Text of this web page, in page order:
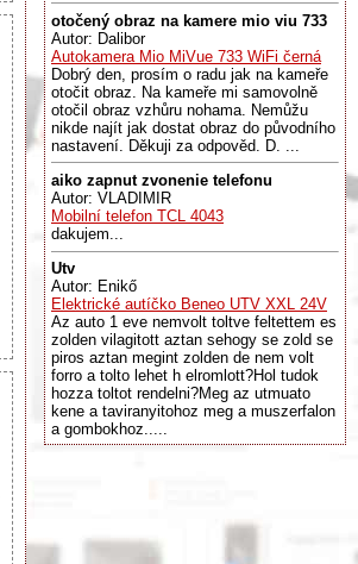
otočený obraz na kamere mio viu 733
Autor: Dalibor
Autokamera Mio MiVue 733 WiFi černá
Dobrý den, prosím o radu jak na kameře
otočit obraz. Na kameře mi samovolně
otočil obraz vzhůru nohama. Nemůžu
nikde najít jak dostat obraz do původního
nastavení. Děkuji za odpověd. D. ...
aiko zapnut zvonenie telefonu
Autor: VLADIMIR
Mobilní telefon TCL 4043
dakujem...
Utv
Autor: Enikő
Elektrické autíčko Beneo UTV XXL 24V
Az auto 1 eve nemvolt toltve feltettem es
zolden vilagitott aztan sehogy se zold se
piros aztan megint zolden de nem volt
forro a tolto lehet h elromlott?Hol tudok
hozza toltot rendelni?Meg az utmuato
kene a taviranyitohoz meg a muszerfalon
a gombokhoz.....